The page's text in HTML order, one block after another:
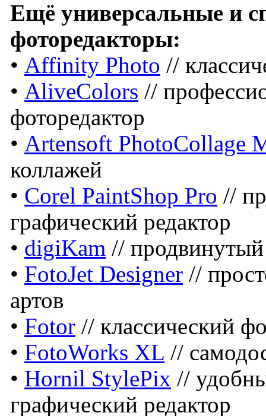
Ещё универсальные и
фоторедакторы:
• Affinity Photo //
• AliveColors //
фоторедактор
• Artensoft PhotoCollage
коллажей
• Corel PaintShop Pro //
графический редактор
• digiKam // продвинутый
• FotoJet Designer //
артов
• Fotor // классический
• FotoWorks XL //
• Hornil StylePix //
графический редактор